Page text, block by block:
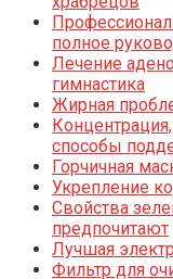
полное
Лечение
гимнастика
Жирная
способы
Горчичная
Укрепление
Свойства
предпочитают
Лучшая
Фильтр для